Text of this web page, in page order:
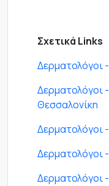
Σχετικά Links
Δερματολόγοι
Δερματολόγοι
Θεσσαλονίκη
Δερματολόγοι
Δερματολόγοι
Δερματολόγοι